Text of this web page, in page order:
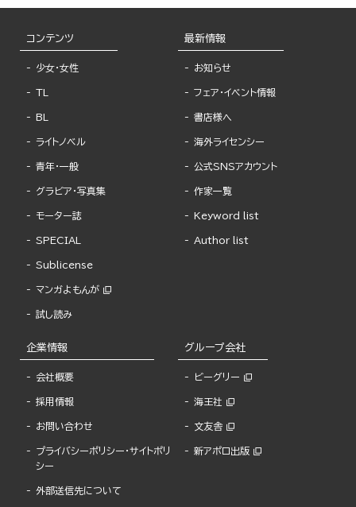
コンテンツ
少女・女性
TL
BL
ライトノベル
青年・一般
グラビア・写真集
モーター誌
SPECIAL
Sublicense
マンガよもんが
試し読み
最新情報
お知らせ
フェア・イベント情報
書店様へ
海外ライセンシー
公式SNSアカウント
作家一覧
Keyword list
Author list
企業情報
会社概要
採用情報
お問い合わせ
プライバシーポリシー・サイトポリ
シー
外部送信先について
グループ会社
ビーグリー
海王社
文友舎
新アポロ出版